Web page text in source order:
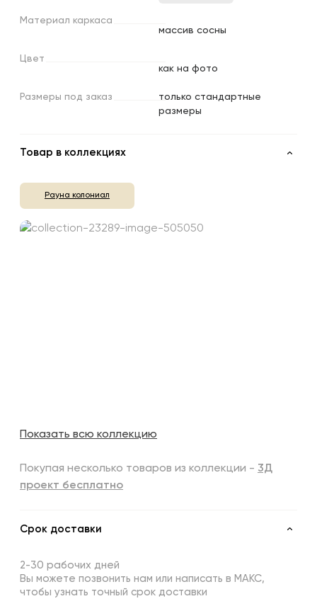
Материал каркаса
массив сосны
Цвет
как на фото
Размеры под заказ
только стандартные
размеры
Товар в коллекциях
Рауна колониал
Показать всю коллекцию
Покупая несколько товаров из коллекции - 3Д
проект бесплатно
Срок доставки
2-30 рабочих дней
Вы можете позвонить нам или написать в МАКС,
чтобы узнать точный срок доставки